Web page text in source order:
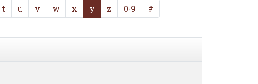
t u v w x y z 0-9 #